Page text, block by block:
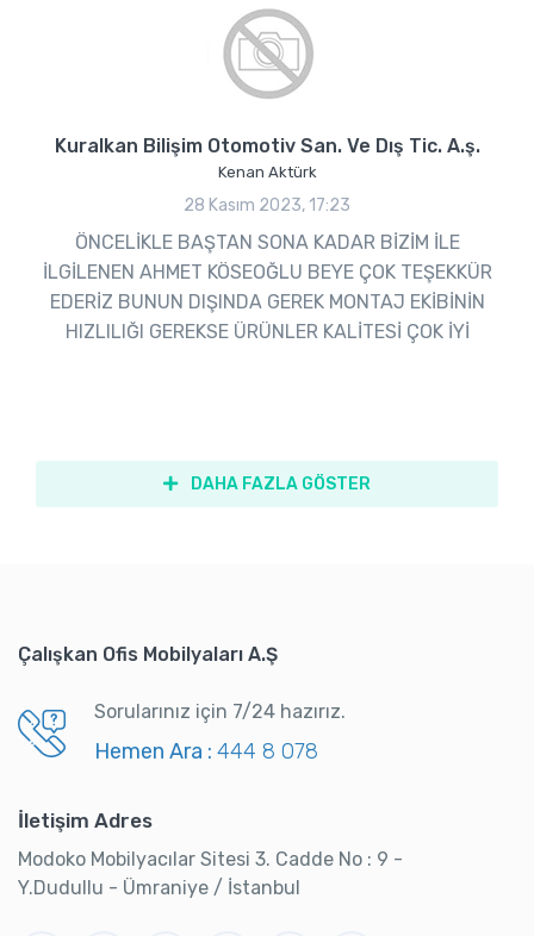
Kuralkan Bilişim Otomotiv San. Ve Dış Tic. A.ş.
Kenan Aktürk
28 Kasım 2023, 17:23
ÖNCELİKLE BAŞTAN SONA KADAR BİZİM İLE
İLGİLENEN AHMET KÖSEOĞLU BEYE ÇOK TEŞEKKÜR
EDERİZ BUNUN DIŞINDA GEREK MONTAJ EKİBİNİN
HIZLILIĞI GEREKSE ÜRÜNLER KALİTESİ ÇOK İYİ
DAHA FAZLA GÖSTER
Çalışkan Ofis Mobilyaları A.Ş
Sorularınız için 7/24 hazırız.
Hemen Ara : 444 8 078
İletişim Adres
Modoko Mobilyacılar Sitesi 3. Cadde No : 9 -
Y.Dudullu - Ümraniye / İstanbul